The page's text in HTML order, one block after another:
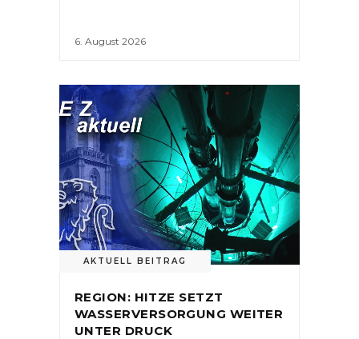
6. August 2026
AKTUELL BEITRAG
REGION: HITZE SETZT
WASSERVERSORGUNG WEITER
UNTER DRUCK